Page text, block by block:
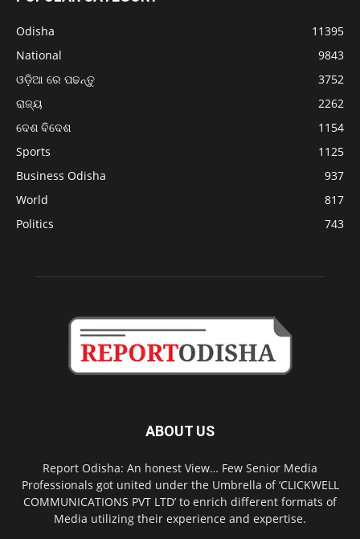
Odisha
11395
National
9843
ଓଡ଼ିଆ ରେ ପଢନ୍ତୁ
3752
ରାଜ୍ୟ
2262
ଦେଶ ବିଦେଶ
1154
Sports
1125
Business Odisha
937
World
817
Politics
743
ABOUT US
Report Odisha: An honest View… Few Senior Media
Professionals got united under the Umbrella of ‘CLICKWELL
COMMUNICATIONS PVT LTD’ to enrich different formats of
Media utilizing their experience and expertise.